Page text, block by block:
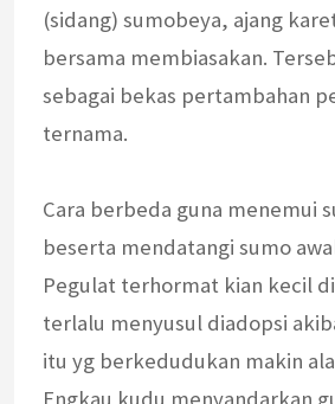
(sidang) sumobeya, ajang
bersama membiasakan.
sebagai bekas pertambahan
ternama.
Cara berbeda guna menemui
beserta mendatangi sumo
Pegulat terhormat kian kecil
terlalu menyusul diadopsi
itu yg berkedudukan makin